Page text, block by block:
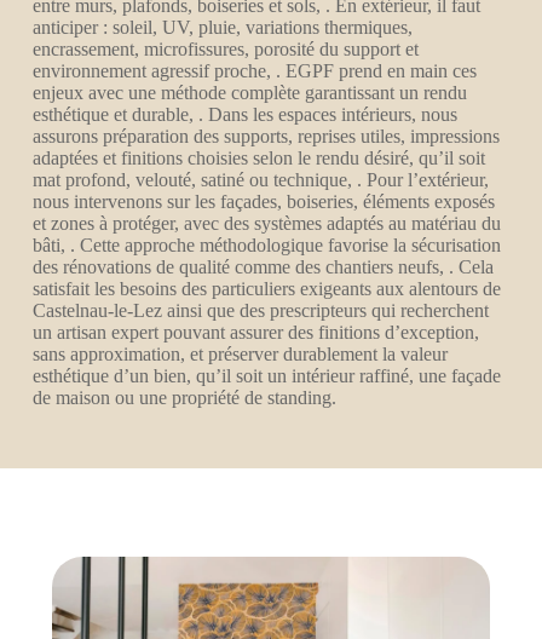
entre murs, plafonds, boiseries et sols, . En extérieur, il faut
anticiper : soleil, UV, pluie, variations thermiques,
encrassement, microfissures, porosité du support et
environnement agressif proche, . EGPF prend en main ces
enjeux avec une méthode complète garantissant un rendu
esthétique et durable, . Dans les espaces intérieurs, nous
assurons préparation des supports, reprises utiles, impressions
adaptées et finitions choisies selon le rendu désiré, qu’il soit
mat profond, velouté, satiné ou technique, . Pour l’extérieur,
nous intervenons sur les façades, boiseries, éléments exposés
et zones à protéger, avec des systèmes adaptés au matériau du
bâti, . Cette approche méthodologique favorise la sécurisation
des rénovations de qualité comme des chantiers neufs, . Cela
satisfait les besoins des particuliers exigeants aux alentours de
Castelnau-le-Lez ainsi que des prescripteurs qui recherchent
un artisan expert pouvant assurer des finitions d’exception,
sans approximation, et préserver durablement la valeur
esthétique d’un bien, qu’il soit un intérieur raffiné, une façade
de maison ou une propriété de standing.